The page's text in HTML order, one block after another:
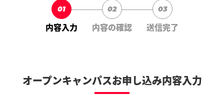
01
内容入力
02
内容の確認
03
送信完了
オープンキャンパスお申し込み内容入力